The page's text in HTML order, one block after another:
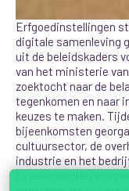
Erfgoedinstellingen
digitale samenleving
uit de beleidskaders
van het ministerie van
zoektocht naar de
tegenkomen en naar
keuzes te maken.
bijeenkomsten
cultuursector, de
industrie en het